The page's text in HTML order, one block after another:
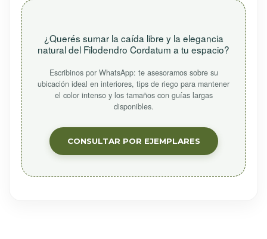
¿Querés sumar la caída libre y la elegancia
natural del Filodendro Cordatum a tu espacio?
Escribinos por WhatsApp: te asesoramos sobre su
ubicación ideal en interiores, tips de riego para mantener
el color intenso y los tamaños con guías largas
disponibles.
CONSULTAR POR EJEMPLARES